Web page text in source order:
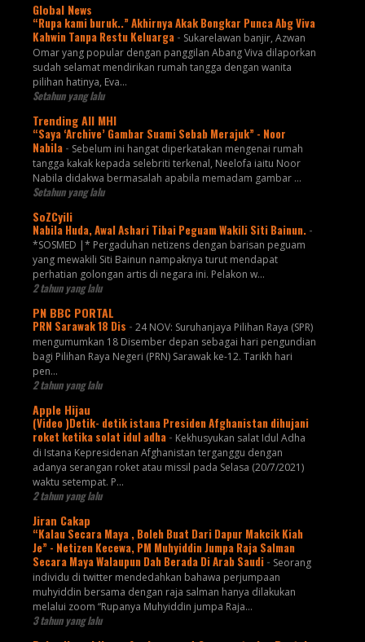
Global News
“Rupa kami buruk..” Akhirnya Akak Bongkar Punca Abg Viva
Kahwin Tanpa Restu Keluarga - Sukarelawan banjir, Azwan
Omar yang popular dengan panggilan Abang Viva dilaporkan
sudah selamat mendirikan rumah tangga dengan wanita
pilihan hatinya, Eva...
Setahun yang lalu
Trending All MHI
“Saya ‘Archive’ Gambar Suami Sebab Merajuk” - Noor
Nabila - Sebelum ini hangat diperkatakan mengenai rumah
tangga kakak kepada selebriti terkenal, Neelofa iaitu Noor
Nabila didakwa bermasalah apabila memadam gambar ...
Setahun yang lalu
SoZCyili
Nabila Huda, Awal Ashari Tibai Peguam Wakili Siti Bainun. -
*SOSMED |* Pergaduhan netizens dengan barisan peguam
yang mewakili Siti Bainun nampaknya turut mendapat
perhatian golongan artis di negara ini. Pelakon w...
2 tahun yang lalu
PN BBC PORTAL
PRN Sarawak 18 Dis - 24 NOV: Suruhanjaya Pilihan Raya (SPR)
mengumumkan 18 Disember depan sebagai hari pengundian
bagi Pilihan Raya Negeri (PRN) Sarawak ke-12. Tarikh hari
pen...
2 tahun yang lalu
Apple Hijau
(Video )Detik- detik istana Presiden Afghanistan dihujani
roket ketika solat idul adha - Kekhusyukan salat Idul Adha
di Istana Kepresidenan Afghanistan terganggu dengan
adanya serangan roket atau missil pada Selasa (20/7/2021)
waktu setempat. P...
2 tahun yang lalu
Jiran Cakap
“Kalau Secara Maya , Boleh Buat Dari Dapur Makcik Kiah
Je” - Netizen Kecewa, PM Muhyiddin Jumpa Raja Salman
Secara Maya Walaupun Dah Berada Di Arab Saudi - Seorang
individu di twitter mendedahkan bahawa perjumpaan
muhyiddin bersama dengan raja salman hanya dilakukan
melalui zoom “Rupanya Muhyiddin jumpa Raja...
3 tahun yang lalu